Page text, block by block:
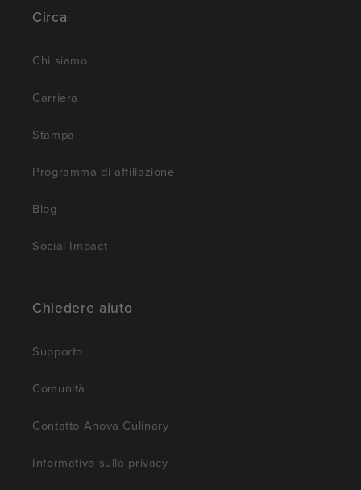
Circa
Chi siamo
Carriera
Stampa
Programma di affiliazione
Blog
Social Impact
Chiedere aiuto
Supporto
Comunità
Contatto Anova Culinary
Informativa sulla privacy